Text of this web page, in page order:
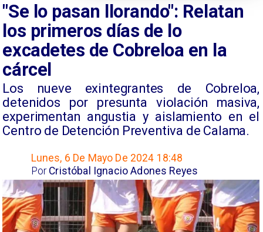
"Se lo pasan llorando": Relatan
los primeros días de lo
excadetes de Cobreloa en la
cárcel
Los nueve exintegrantes de Cobreloa,
detenidos por presunta violación masiva,
experimentan angustia y aislamiento en el
Centro de Detención Preventiva de Calama.
Lunes, 6 De Mayo De 2024 18:48
Cristóbal Ignacio Adones Reyes
Por